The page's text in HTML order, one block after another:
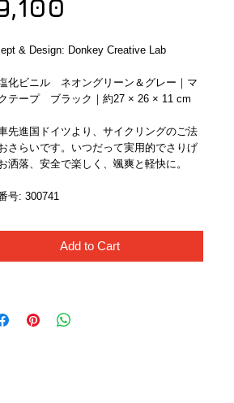
& Design: Donkey Creative Lab
化ビニル　ネオングリーン＆グレー｜マ
テープ　ブラック｜約27 × 26 × 11 cm
先進国ドイツより、サイクリングのご法
さらいです。いつだって実用的でさりげ
洒落、安全で楽しく、颯爽と軽快に。
号: 300741
Add to Cart